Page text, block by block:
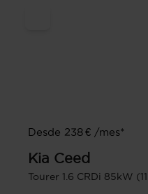
Desde 238 € /mes*
Kia Ceed
Tourer 1.6 CRDi 85kW